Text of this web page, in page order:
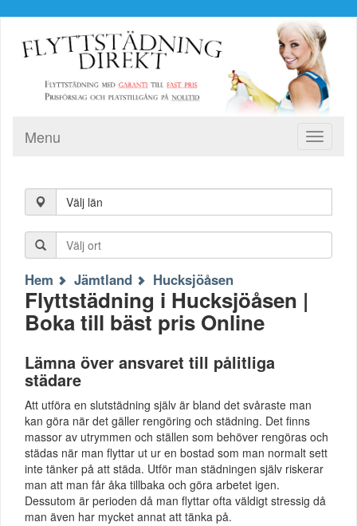
Toggle
Menu
Välj län
Hem Jämtland Hucksjöåsen
Flyttstädning i Hucksjöåsen |
Boka till bäst pris Online
Lämna över ansvaret till pålitliga
städare
Att utföra en slutstädning själv är bland det svåraste man
kan göra när det gäller rengöring och städning. Det finns
massor av utrymmen och ställen som behöver rengöras och
städas när man flyttar ut ur en bostad som man normalt sett
inte tänker på att städa. Utför man städningen själv riskerar
man att man får åka tillbaka och göra arbetet igen.
Dessutom är perioden då man flyttar ofta väldigt stressig då
man även har mycket annat att tänka på.